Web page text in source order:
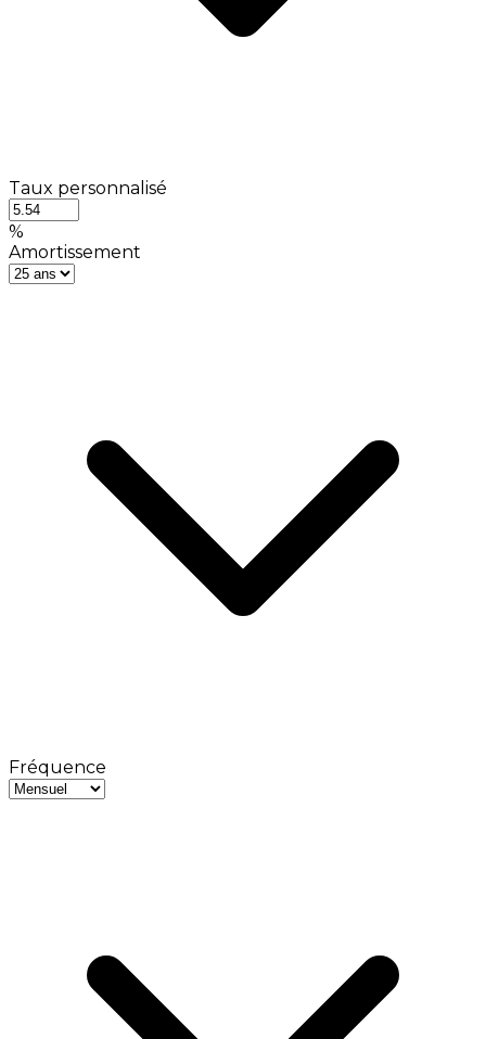
Taux personnalisé
%
Amortissement
Fréquence